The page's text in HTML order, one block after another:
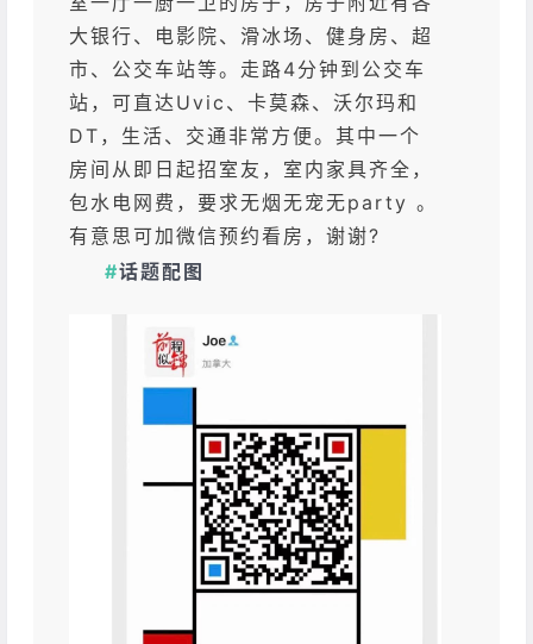
大银行、电影院、滑冰场、健身房、超
市、公交车站等。走路4分钟到公交车
站，可直达Uvic、卡莫森、沃尔玛和
DT，生活、交通非常方便。其中一个
房间从即日起招室友，室内家具齐全，
包水电网费，要求无烟无宠无party 。
有意思可加微信预约看房，谢谢?
#话题配图